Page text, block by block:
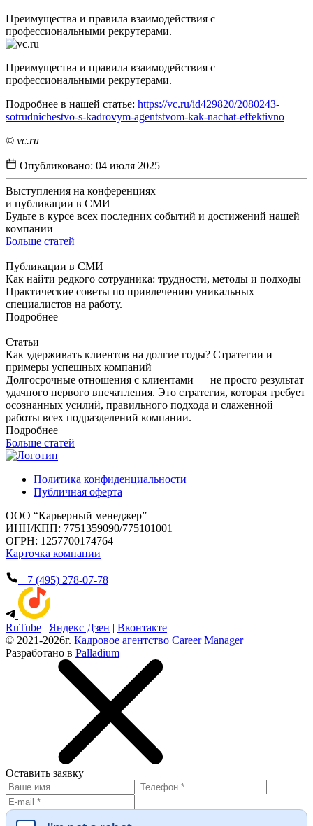
Преимущества и правила взаимодействия с
профессиональными рекрутерами.
Преимущества и правила взаимодействия с
профессиональными рекрутерами.
Подробнее в нашей статье: https://vc.ru/id429820/2080243-
sotrudnichestvo-s-kadrovym-agentstvom-kak-nachat-effektivno
© vc.ru
Опубликовано: 04 июля 2025
Выступления на конференциях
и публикации в СМИ
Будьте в курсе всех последних событий и достижений нашей
компании
Больше статей
Публикации в СМИ
Как найти редкого сотрудника: трудности, методы и подходы
Практические советы по привлечению уникальных
специалистов на работу.
Подробнее
Статьи
Как удерживать клиентов на долгие годы? Стратегии и
примеры успешных компаний
Долгосрочные отношения с клиентами — не просто результат
удачного первого впечатления. Это стратегия, которая требует
осознанных усилий, правильного подхода и слаженной
работы всех подразделений компании.
Подробнее
Больше статей
Политика конфиденциальности
Публичная оферта
ООО “Карьерный менеджер”
ИНН/КПП: 7751359090/775101001
ОГРН: 1257700174764
Карточка компании
+7 (495) 278-07-78
RuTube | Яндекс Дзен | Вконтакте
© 2021-2026г. Кадровое агентство Career Manager
Разработано в Palladium
Оставить заявку